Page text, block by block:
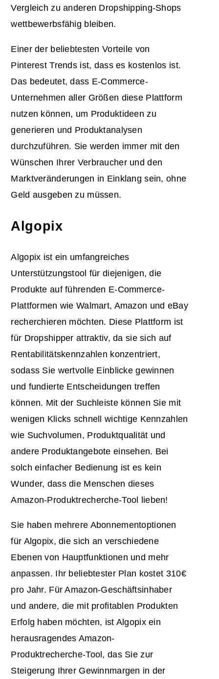
Vergleich zu anderen Dropshipping-Shops
wettbewerbsfähig bleiben.
Einer der beliebtesten Vorteile von
Pinterest Trends ist, dass es kostenlos ist.
Das bedeutet, dass E-Commerce-
Unternehmen aller Größen diese Plattform
nutzen können, um Produktideen zu
generieren und Produktanalysen
durchzuführen. Sie werden immer mit den
Wünschen Ihrer Verbraucher und den
Marktveränderungen in Einklang sein, ohne
Geld ausgeben zu müssen.
Algopix
Algopix ist ein umfangreiches
Unterstützungstool für diejenigen, die
Produkte auf führenden E-Commerce-
Plattformen wie Walmart, Amazon und eBay
recherchieren möchten. Diese Plattform ist
für Dropshipper attraktiv, da sie sich auf
Rentabilitätskennzahlen konzentriert,
sodass Sie wertvolle Einblicke gewinnen
und fundierte Entscheidungen treffen
können. Mit der Suchleiste können Sie mit
wenigen Klicks schnell wichtige Kennzahlen
wie Suchvolumen, Produktqualität und
andere Produktangebote einsehen. Bei
solch einfacher Bedienung ist es kein
Wunder, dass die Menschen dieses
Amazon-Produktrecherche-Tool lieben!
Sie haben mehrere Abonnementoptionen
für Algopix, die sich an verschiedene
Ebenen von Hauptfunktionen und mehr
anpassen. Ihr beliebtester Plan kostet 310€
pro Jahr. Für Amazon-Geschäftsinhaber
und andere, die mit profitablen Produkten
Erfolg haben möchten, ist Algopix ein
herausragendes Amazon-
Produktrecherche-Tool, das Sie zur
Steigerung Ihrer Gewinnmargen in der